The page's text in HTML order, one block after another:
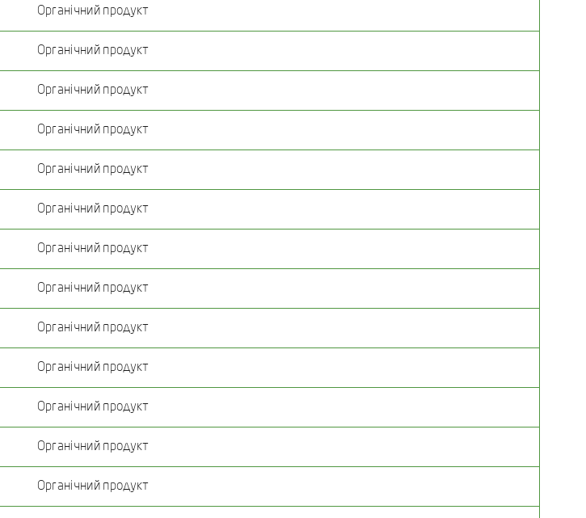
Органічний продукт
Органічний продукт
Органічний продукт
Органічний продукт
Органічний продукт
Органічний продукт
Органічний продукт
Органічний продукт
Органічний продукт
Органічний продукт
Органічний продукт
Органічний продукт
Органічний продукт